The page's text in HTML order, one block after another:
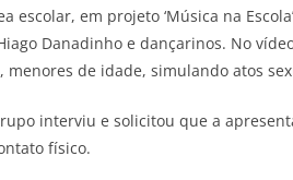
escolar, em projeto ‘Música na
Danadinho e dançarinos. No
menores de idade, simulando atos
interviu e solicitou que a
físico.